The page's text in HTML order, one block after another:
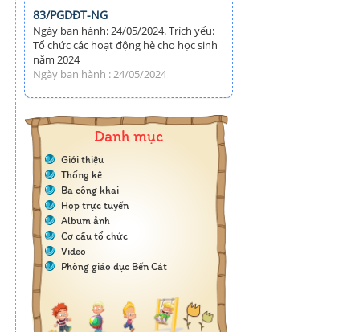
83/PGDĐT-NG
Ngày ban hành: 24/05/2024. Trích yếu:
Tổ chức các hoạt động hè cho học sinh
năm 2024
Ngày ban hành : 24/05/2024
Danh mục
Giới thiệu
Thống kê
Ba công khai
Họp trực tuyến
Album ảnh
Cơ cấu tổ chức
Video
Phòng giáo dục Bến Cát